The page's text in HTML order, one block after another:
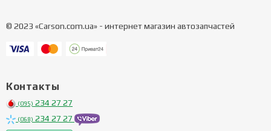
© 2023 «Carson.com.ua» - интернет магазин автозапчастей
Контакты
(095) 234 27 27
(068) 234 27 27